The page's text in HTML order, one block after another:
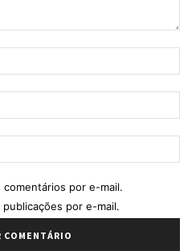
por e-mail.
por e-mail.